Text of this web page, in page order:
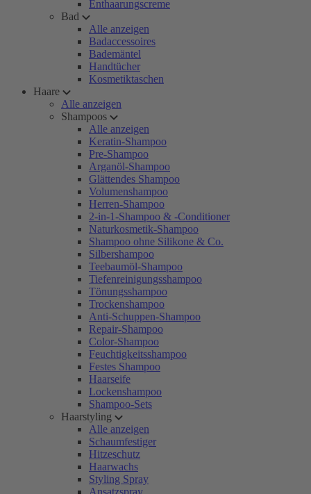
Enthaarungscreme
Bad
Alle anzeigen
Badaccessoires
Bademäntel
Handtücher
Kosmetiktaschen
Haare
Alle anzeigen
Shampoos
Alle anzeigen
Keratin-Shampoo
Pre-Shampoo
Arganöl-Shampoo
Glättendes Shampoo
Volumenshampoo
Herren-Shampoo
2-in-1-Shampoo & -Conditioner
Naturkosmetik-Shampoo
Shampoo ohne Silikone & Co.
Silbershampoo
Teebaumöl-Shampoo
Tiefenreinigungsshampoo
Tönungsshampoo
Trockenshampoo
Anti-Schuppen-Shampoo
Repair-Shampoo
Color-Shampoo
Feuchtigkeitsshampoo
Festes Shampoo
Haarseife
Lockenshampoo
Shampoo-Sets
Haarstyling
Alle anzeigen
Schaumfestiger
Hitzeschutz
Haarwachs
Styling Spray
Ansatzspray